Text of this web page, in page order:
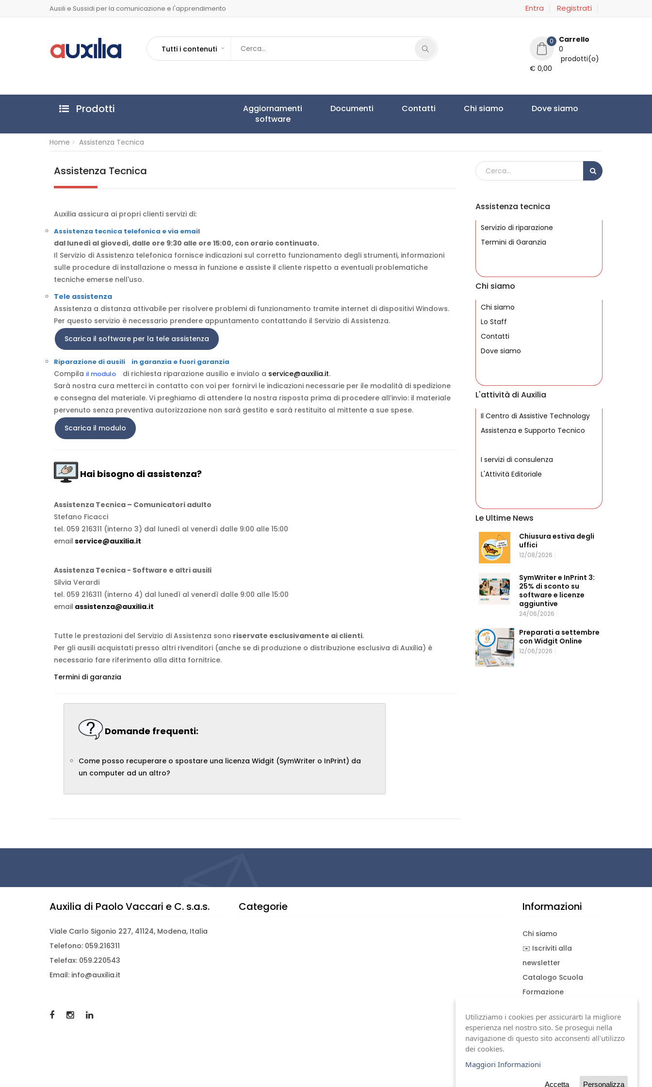
Ausili e Sussidi per la comunicazione e l'apprendimento Entra Registrati
Tutti i contenuti
0
Carrello
0
prodotti(o)
€ 0,00
Prodotti
Aggiornamenti
software
Documenti Contatti Chi siamo Dove siamo
Home Assistenza Tecnica
Assistenza Tecnica
Auxilia assicura ai propri clienti servizi di:
Assistenza tecnica telefonica e via email
dal lunedì al giovedì, dalle ore 9:30 alle ore 15:00, con orario continuato.
Il Servizio di Assistenza telefonica fornisce indicazioni sul corretto funzionamento degli strumenti, informazioni
sulle procedure di installazione o messa in funzione e assiste il cliente rispetto a eventuali problematiche
tecniche emerse nell'uso.
Tele assistenza
Assistenza a distanza attivabile per risolvere problemi di funzionamento tramite internet di dispositivi Windows.
Per questo servizio è necessario prendere appuntamento contattando il Servizio di Assistenza.
Scarica il software per la tele assistenza
Riparazione di ausili in garanzia e fuori garanzia
Compila il modulo di richiesta riparazione ausilio e invialo a service@auxilia.it.
Sarà nostra cura metterci in contatto con voi per fornirvi le indicazioni necessarie per ile modalità di spedizione
e consegna del materiale. Vi preghiamo di attendere la nostra risposta prima di procedere all’invio: il materiale
pervenuto senza preventiva autorizzazione non sarà gestito e sarà restituito al mittente a sue spese.
Scarica il modulo
Hai bisogno di assistenza?
Assistenza Tecnica – Comunicatori adulto
Stefano Ficacci
tel. 059 216311 (interno 3) dal lunedì al venerdì dalle 9:00 alle 15:00
email service@auxilia.it
Assistenza Tecnica - Software e altri ausili
Silvia Verardi
tel. 059 216311 (interno 4) dal lunedì al venerdì dalle 9:00 alle 15:00
email assistenza@auxilia.it
Tutte le prestazioni del Servizio di Assistenza sono riservate esclusivamente ai clienti.
Per gli ausili acquistati presso altri rivenditori (anche se di produzione o distribuzione esclusiva di Auxilia) è
necessario fare riferimento alla ditta fornitrice.
Termini di garanzia
Domande frequenti:
Come posso recuperare o spostare una licenza Widgit (SymWriter o InPrint) da
un computer ad un altro?
Assistenza tecnica
Servizio di riparazione
Termini di Garanzia
Chi siamo
Chi siamo
Lo Staff
Contatti
Dove siamo
L'attività di Auxilia
Il Centro di Assistive Technology
Assistenza e Supporto Tecnico
I servizi di consulenza
L'Attività Editoriale
Le Ultime News
Chiusura estiva degli
uffici
12/08/2026
SymWriter e InPrint 3:
25% di sconto su
software e licenze
aggiuntive
24/06/2026
​Preparati a settembre
con Widgit Online
12/06/2026
Auxilia di Paolo Vaccari e C. s.a.s.
Viale Carlo Sigonio 227, 41124, Modena, Italia
Telefono: 059.216311
Telefax: 059.220543
Email: info@auxilia.it
Categorie Informazioni
Chi siamo
✉️ Iscriviti alla
newsletter
Catalogo Scuola
Formazione
Download documenti
Condizioni generali
Utilizziamo i cookies per assicurarti la migliore
esperienza nel nostro sito. Se prosegui nella
navigazione di questo sito acconsenti all'utilizzo
dei cookies.
Maggiori Informazioni
Accetta Personalizza